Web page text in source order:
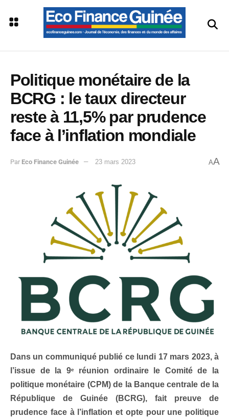
Politique monétaire de la
BCRG : le taux directeur
reste à 11,5% par prudence
face à l’inflation mondiale
Par Eco Finance Guinée 23 mars 2023 AA
Dans un communiqué publié ce lundi 17 mars 2023, à
l’issue de la 9eréunion ordinaire le Comité de la
politique monétaire (CPM) de la Banque centrale de la
République de Guinée (BCRG), fait preuve de
prudence face à l’inflation et opte pour une politique